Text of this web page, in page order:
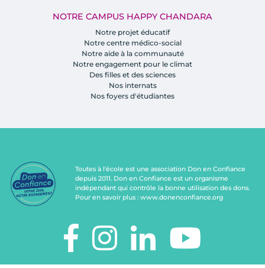
NOTRE CAMPUS HAPPY CHANDARA
Notre projet éducatif
Notre centre médico-social
Notre aide à la communauté
Notre engagement pour le climat
Des filles et des sciences
Nos internats
Nos foyers d'étudiantes
Toutes à l'école est une association Don en Confiance
depuis 2011. Don en Confiance est un organisme
indépendant qui contrôle la bonne utilisation des dons.
Pour en savoir plus : www.donenconfiance.org